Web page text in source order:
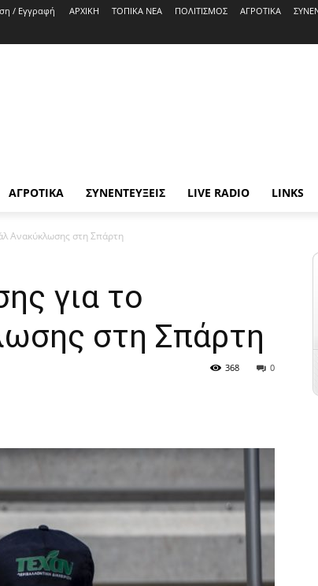
/ Εγγραφή ΑΡΧΙΚΗ ΤΟΠΙΚΑ ΝΕΑ ΠΟΛΙΤΙΣΜΟΣ ΑΓΡΟΤΙΚΑ
ΑΓΡΟΤΙΚΑ ΣΥΝΕΝΤΕΥΞΕΙΣ LIVE RADIO LINKS
Ανακύκλωσης στη Σπάρτη
για το
στη Σπάρτη
0
368